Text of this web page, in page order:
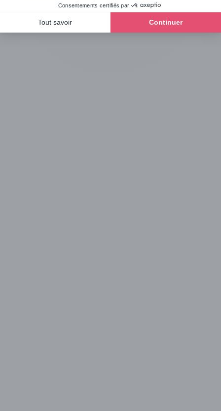
Consentements certifiés par
Tout savoir Continuer